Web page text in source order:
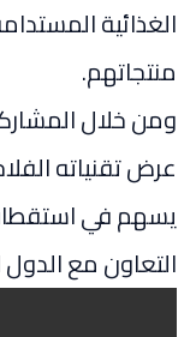
الغذائية
منتجاتهم.
ومن خلال
عرض تقنياته
يسهم في
التعاون مع الدول